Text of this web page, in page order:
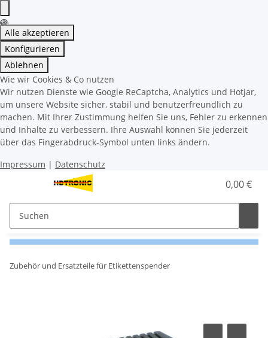
Alle akzeptieren
Konfigurieren
Ablehnen
Wie wir Cookies & Co nutzen
Wir nutzen Dienste wie Google ReCaptcha, Analytics und Hotjar,
um unsere Website sicher, stabil und benutzerfreundlich zu
machen. Mit Ihrer Zustimmung helfen Sie uns, Fehler zu erkennen
und Inhalte zu verbessern. Ihre Auswahl können Sie jederzeit
über das Fingerabdruck-Symbol unten links ändern.
Impressum | Datenschutz
0,00 €
Zubehör und Ersatzteile für Etikettenspender